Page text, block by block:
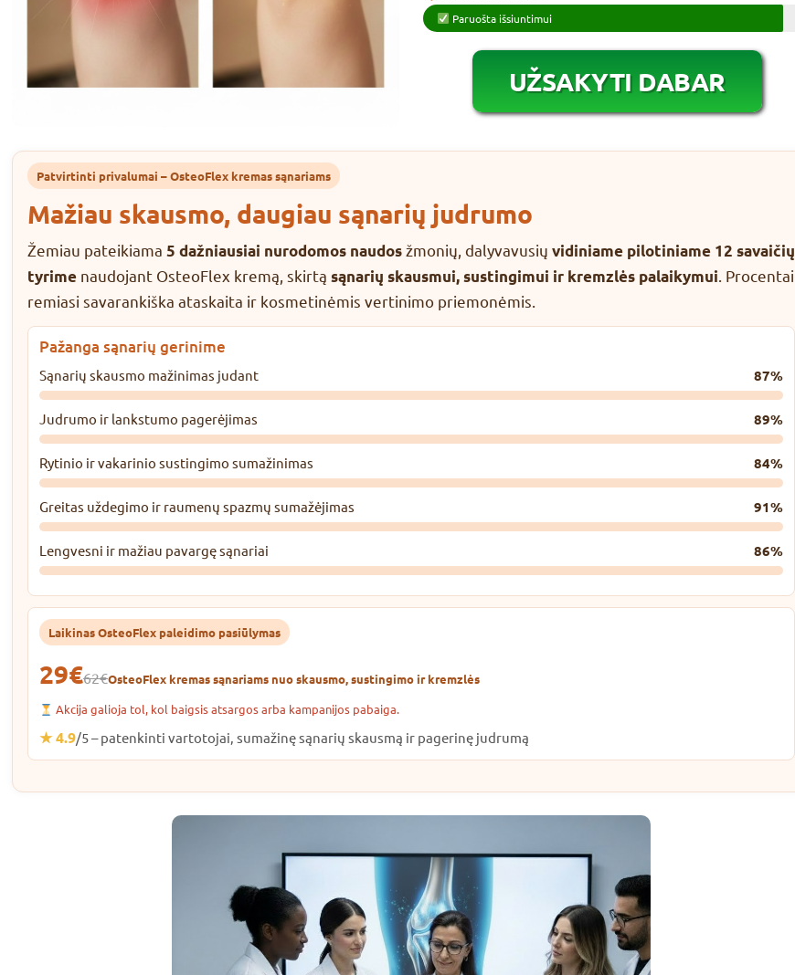
Paruošta išsiuntimui
UŽSAKYTI DABAR
Patvirtinti privalumai – OsteoFlex kremas sąnariams
Mažiau skausmo, daugiau sąnarių judrumo
Žemiau pateikiama 5 dažniausiai nurodomos naudosžmonių, dalyvavusių vidiniame pilotiniame 12 savaičių
tyrime naudojant OsteoFlex kremą, skirtą sąnarių skausmui, sustingimui ir kremzlės palaikymui. Procentai
remiasi savarankiška ataskaita ir kosmetinėmis vertinimo priemonėmis.
Pažanga sąnarių gerinime
Sąnarių skausmo mažinimas judant 87%
Judrumo ir lankstumo pagerėjimas 89%
Rytinio ir vakarinio sustingimo sumažinimas 84%
Greitas uždegimo ir raumenų spazmų sumažėjimas 91%
Lengvesni ir mažiau pavargę sąnariai 86%
Laikinas OsteoFlex paleidimo pasiūlymas
29€62€OsteoFlex kremas sąnariams nuo skausmo, sustingimo ir kremzlės
Akcija galioja tol, kol baigsis atsargos arba kampanijos pabaiga.
★ 4.9/5 – patenkinti vartotojai, sumažinę sąnarių skausmą ir pagerinę judrumą